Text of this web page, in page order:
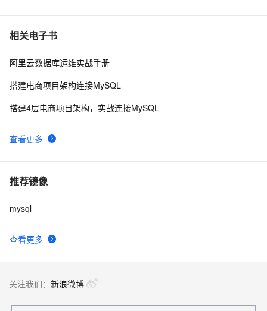
相关电子书
查看更多
阿里云数据库运维实战手册
搭建电商项目架构连接MySQL
搭建4层电商项目架构，实战连接MySQL
推荐镜像
查看更多
mysql
关注我们： 新浪微博